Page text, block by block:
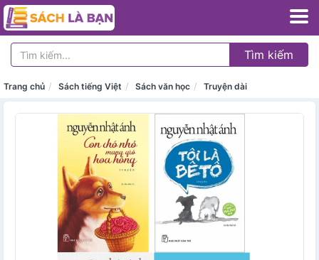
Tìm kiếm
Trang chủ Sách tiếng Việt Sách văn học Truyện dài